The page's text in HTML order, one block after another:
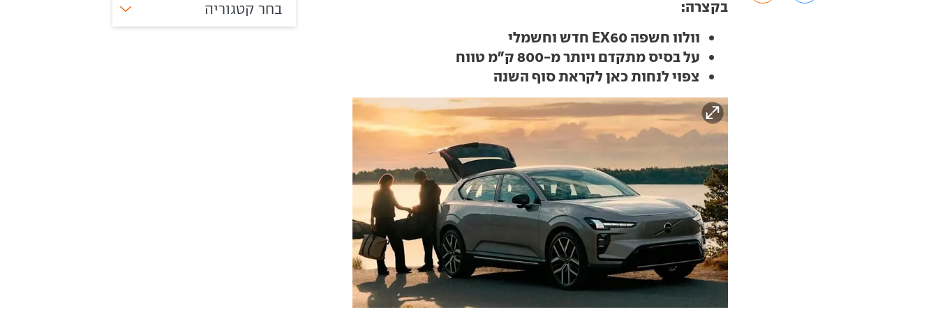
בקצרה:
וולוו חשפה EX60 חדש וחשמלי
על בסיס מתקדם ויותר מ-800 ק"מ טווח
צפוי לנחות כאן לקראת סוף השנה
בחר קטגוריה